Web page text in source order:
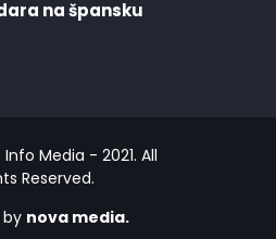
na špansku
Media - 2021. All
Reserved.
nova media.